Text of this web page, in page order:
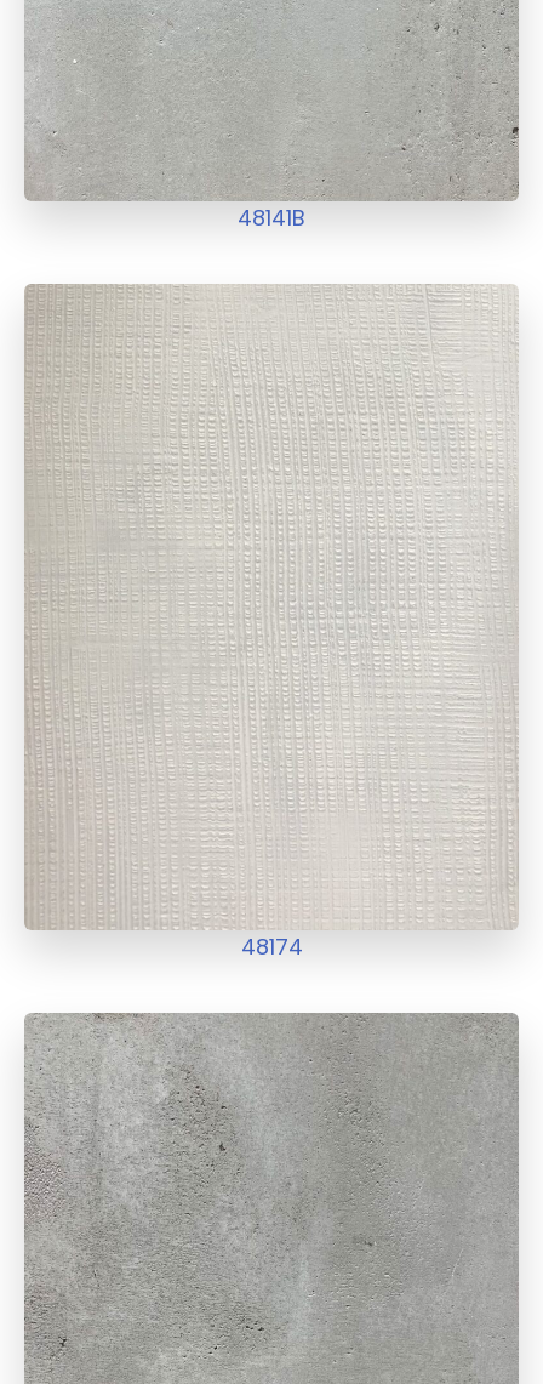
48141B
48174